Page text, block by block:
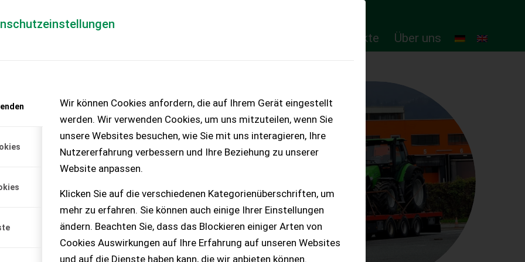
Wir können Cookies anfordern, die auf Ihrem Gerät eingestellt
werden. Wir verwenden Cookies, um uns mitzuteilen, wenn Sie
unsere Websites besuchen, wie Sie mit uns interagieren, Ihre
Nutzererfahrung verbessern und Ihre Beziehung zu unserer
Website anpassen.
Klicken Sie auf die verschiedenen Kategorienüberschriften, um
mehr zu erfahren. Sie können auch einige Ihrer Einstellungen
ändern. Beachten Sie, dass das Blockieren einiger Arten von
Cookies Auswirkungen auf Ihre Erfahrung auf unseren Websites
und auf die Dienste haben kann, die wir anbieten können.
Online-Produkte Über uns
– KEINE
Beleuchtung aus...